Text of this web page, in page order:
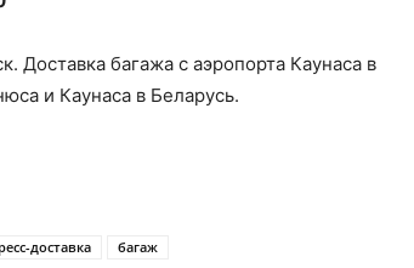
Доставка багажа с аэропорта Каунаса в
и Каунаса в Беларусь.
доставка багаж